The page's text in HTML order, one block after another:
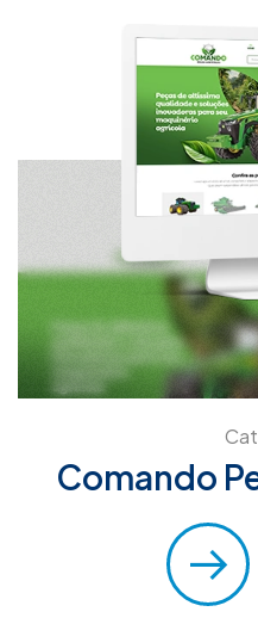
Comando